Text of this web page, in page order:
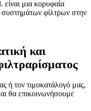
μια κορυφαία
συστημάτων φίλτρων στην
και
ή τον τιμοκατάλογό μας,
θα επικοινωνήσουμε